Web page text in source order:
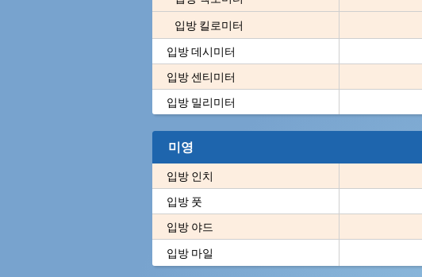
입방 킬로미터
입방 데시미터
입방 센티미터
입방 밀리미터
미영
입방 인치
입방 풋
입방 야드
입방 마일